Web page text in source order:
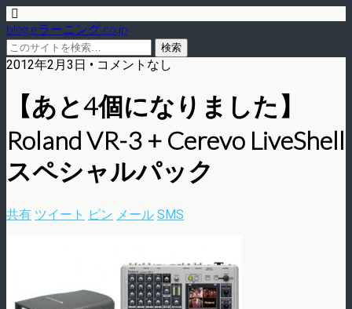
blog.eラーニング.co.jp
2012年2月3日 • コメントなし
【あと4個になりました】
Roland VR-3 + Cerevo LiveShell
スペシャルパック
共有 ツイート ピン メール SMS